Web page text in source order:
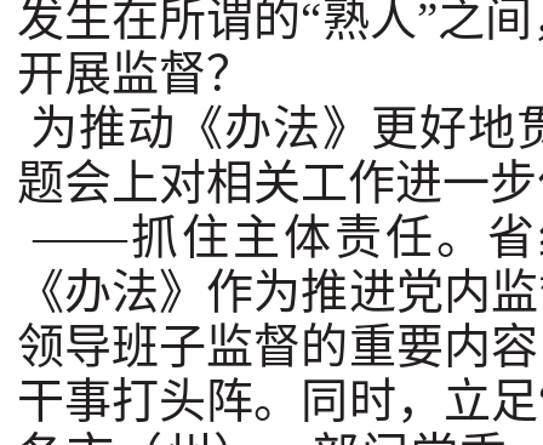
发生在所谓的“熟人”之
开展监督？
为推动《办法》更好地
题会上对相关工作进一
——抓住主体责任。省
《办法》作为推进党内
领导班子监督的重要内
干事打头阵。同时，立